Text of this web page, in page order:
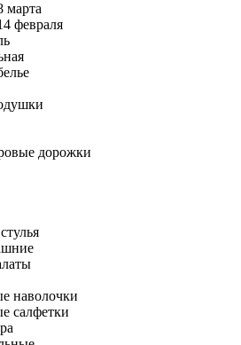
марта
февраля
дорожки
наволочки
салфетки